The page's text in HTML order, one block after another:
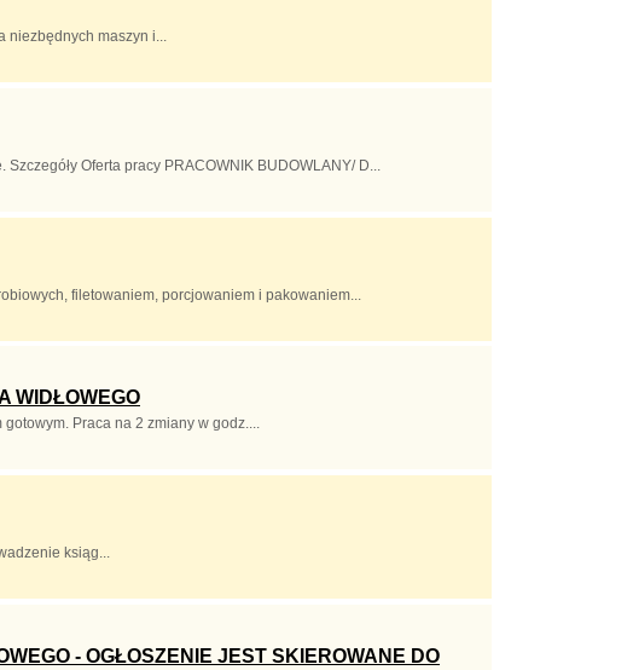
niezbędnych maszyn i...
Oferta pracy PRACOWNIK BUDOWLANY/ D...
filetowaniem, porcjowaniem i pakowaniem...
WIDŁOWEGO
Praca na 2 zmiany w godz....
ksiąg...
- OGŁOSZENIE JEST SKIEROWANE DO